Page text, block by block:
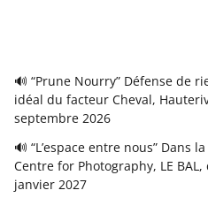
🔊 “Prune Nourry” Défense de
idéal du facteur Cheval,
septembre 2026
🔊 “L’espace entre nous” Dans
Centre for Photography, LE
janvier 2027